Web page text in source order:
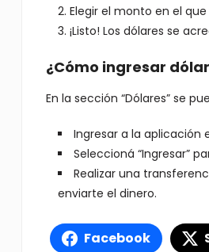
Elegir el monto en el
¡Listo! Los dólares se
¿Cómo ingresar
En la sección “Dólares” se
Ingresar a la aplicación
Seleccioná “Ingresar”
Realizar una
enviarte el dinero.
Facebook